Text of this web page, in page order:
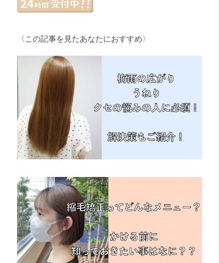
〈この記事を見たあなたにおすすめ〉